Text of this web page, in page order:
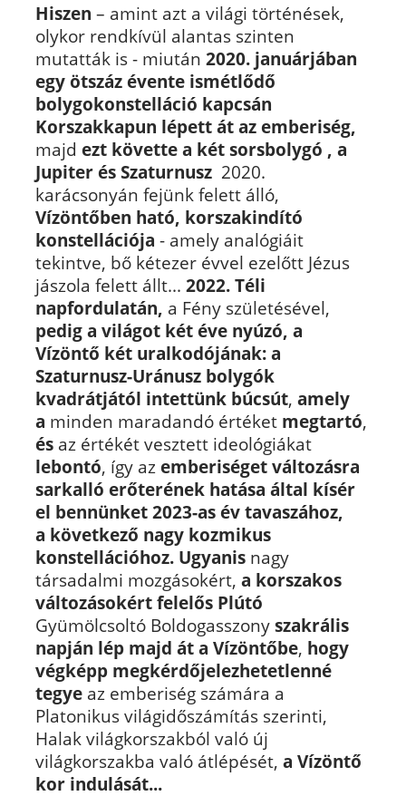
Hiszen – amint azt a világi történések,
olykor rendkívül alantas szinten
mutatták is - miután 2020. januárjában
egy ötszáz évente ismétlődő
bolygokonstelláció kapcsán
Korszakkapun lépett át az emberiség,
majd ezt követte a két sorsbolygó , a
Jupiter és Szaturnusz2020.
karácsonyán fejünk felett álló,
Vízöntőben ható, korszakindító
konstellációja - amely analógiáit
tekintve, bő kétezer évvel ezelőtt Jézus
jászola felett állt... 2022. Téli
napfordulatán, a Fény születésével,
pedig a világot két éve nyúzó, a
Vízöntő két uralkodójának: a
Szaturnusz-Uránusz bolygók
kvadrátjától intettünk búcsút, amely
a minden maradandó értéket megtartó,
ésaz értékét vesztett ideológiákat
lebontó, így az emberiséget változásra
sarkalló erőterének hatása által kísér
el bennünket 2023-as év tavaszához,
a következő nagy kozmikus
konstellációhoz. Ugyanisnagy
társadalmi mozgásokért, a korszakos
változásokért felelős Plútó
Gyümölcsoltó Boldogasszonyszakrális
napján lép majd át a Vízöntőbe, hogy
végképp megkérdőjelezhetetlenné
tegye az emberiség számára a
Platonikus világidőszámítás szerinti,
Halak világkorszakból való új
világkorszakba való átlépését, a Vízöntő
kor indulását...